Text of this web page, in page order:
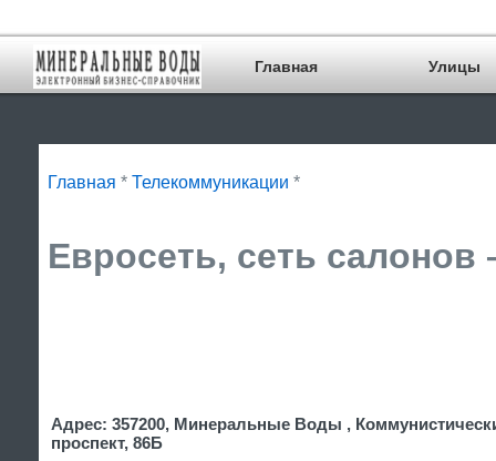
Главная Улицы
Главная * Телекоммуникации *
Евросеть, сеть салонов
Адрес: 357200, Минеральные Воды ,
проспект, 86Б